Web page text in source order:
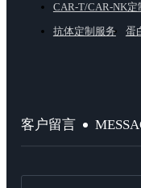
CAR-T/CAR-NK定
抗体定制服务
蛋
客户留言